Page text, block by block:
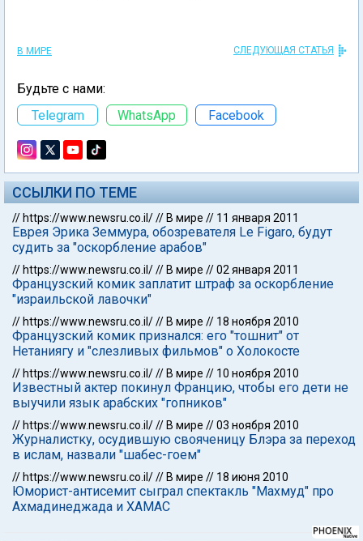
В МИРЕ СЛЕДУЮЩАЯ СТАТЬЯ
Будьте с нами:
Telegram
WhatsApp Facebook
ССЫЛКИ ПО ТЕМЕ
// https://www.newsru.co.il/// В мире // 11 января 2011
Еврея Эрика Земмура, обозревателя Le Figaro, будут
судить за "оскорбление арабов"
// https://www.newsru.co.il/// В мире //02 января 2011
Французский комик заплатит штраф за оскорбление
"израильской лавочки"
// https://www.newsru.co.il/// В мире // 18 ноября 2010
Французский комик признался: его "тошнит" от
Нетаниягу и "слезливых фильмов" о Холокосте
// https://www.newsru.co.il/// В мире // 10 ноября 2010
Известный актер покинул Францию, чтобы его дети не
выучили язык арабских "гопников"
// https://www.newsru.co.il/// В мире //03 ноября 2010
Журналистку, осудившую свояченицу Блэра за переход
в ислам, назвали "шабес-гоем"
// https://www.newsru.co.il/// В мире // 18 июня 2010
Юморист-антисемит сыграл спектакль "Махмуд" про
Ахмадинеджада и ХАМАС